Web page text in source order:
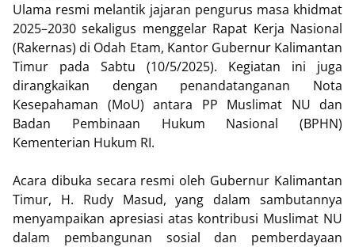
Ulama resmi melantik jajaran pengurus masa khidmat
2025–2030 sekaligus menggelar Rapat Kerja Nasional
(Rakernas) di Odah Etam, Kantor Gubernur Kalimantan
Timur pada Sabtu (10/5/2025). Kegiatan ini juga
dirangkaikan dengan penandatanganan Nota
Kesepahaman (MoU) antara PP Muslimat NU dan
Badan Pembinaan Hukum Nasional (BPHN)
Kementerian Hukum RI.
Acara dibuka secara resmi oleh Gubernur Kalimantan
Timur, H. Rudy Masud, yang dalam sambutannya
menyampaikan apresiasi atas kontribusi Muslimat NU
dalam pembangunan sosial dan pemberdayaan